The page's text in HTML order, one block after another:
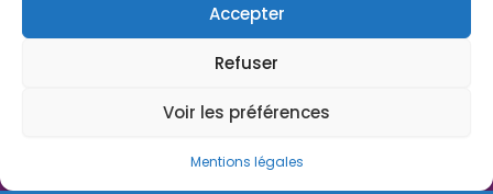
Accepter
Refuser
Voir les préférences
Mentions légales
CGV
Politique de cookies
Règlement intérieur
Powered by ToWebOrNotToWeb